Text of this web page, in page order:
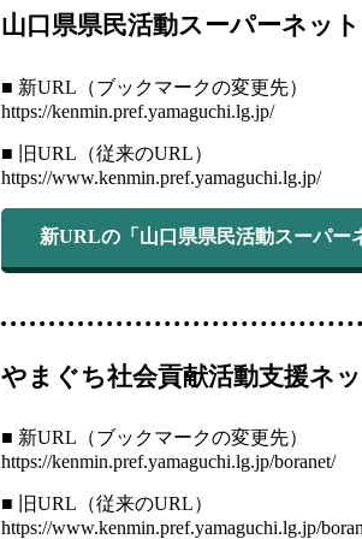
山口県県民活動スーパーネット
■ 新URL（ブックマークの変更先）
https://kenmin.pref.yamaguchi.lg.jp/
■ 旧URL（従来のURL）
https://www.kenmin.pref.yamaguchi.lg.jp/
新URLの「山口県県民活動スーパー
やまぐち社会貢献活動支援ネ
■ 新URL（ブックマークの変更先）
https://kenmin.pref.yamaguchi.lg.jp/boranet/
■ 旧URL（従来のURL）
https://www.kenmin.pref.yamaguchi.lg.jp/